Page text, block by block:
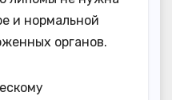
и нормальной
органов.